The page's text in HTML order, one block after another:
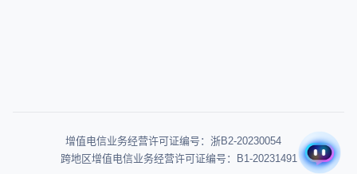
增值电信业务经营许可证编号：浙B2-20230054
跨地区增值电信业务经营许可证编号：B1-20231491